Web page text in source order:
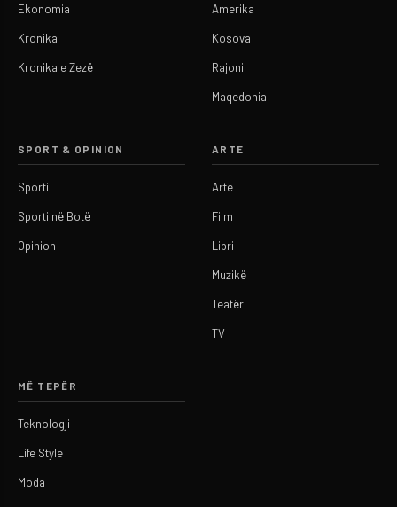
Ekonomia
Kronika
Kronika e Zezë
Amerika
Kosova
Rajoni
Maqedonia
SPORT & OPINION
Sporti
Sporti në Botë
Opinion
ARTE
Arte
Film
Libri
Muzikë
Teatër
TV
MË TEPËR
Teknologji
Life Style
Moda